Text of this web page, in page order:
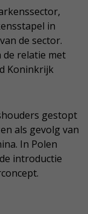
in
de sector.
relatie met
Koninkrijk
gestopt
als gevolg van
In Polen
introductie